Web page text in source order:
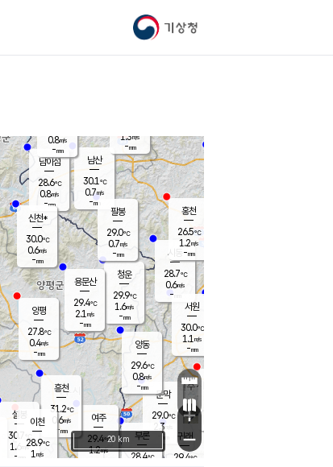
기상청
문막
29.0℃
2.3m/s
mm
남이섬
28.6℃
0.8m/s
-mm
부론
28.4℃
남산
30.1℃
0.7m/s
-mm
청운
29.9℃
1.6m/s
-mm
팔봉
29.0℃
0.7m/s
-mm
여주
29.4℃
1.2m/s
양동
29.6℃
0.8m/s
-mm
0.8m/s
-mm
신천*
30.0℃
0.6m/s
-mm
흥천
31.2℃
0.6m/s
-mm
설봉
30.7
1.6 m/s
- mm
시동
28.7℃
0.6m/s
- mm
귀래
29.4℃
서원
30.0℃
1.1 m/s
-mm
용문산
29.4℃
2.1 m/s
-mm
홍천
26.5℃
1.2m/s
-mm
이천
28.9℃
1 m/s
양평
27.8℃
0.4m/s
-mm
1.3m/s
-mm
+
−
20 km